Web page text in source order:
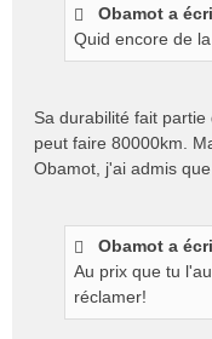
Obamot a
Quid encore de
Sa durabilité fait
peut faire 80000km.
Obamot, j'ai admis
Obamot a
Au prix que tu
réclamer!